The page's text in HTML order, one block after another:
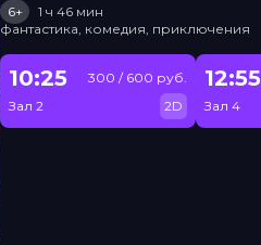
6+
1 ч 46 мин
фантастика, комедия, приключения
10:25
Зал 2
300 / 600 руб.
2D
12:55
Зал 4